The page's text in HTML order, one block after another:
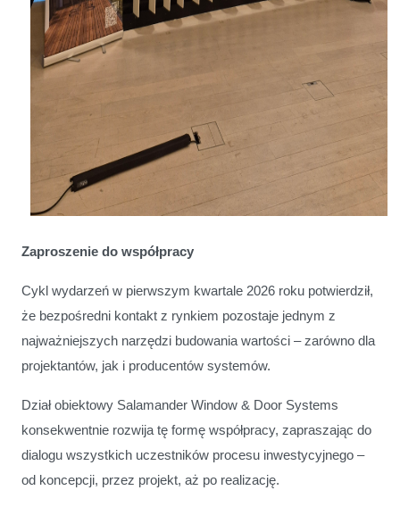
Zaproszenie do współpracy
Cykl wydarzeń w pierwszym kwartale 2026 roku potwierdził,
że bezpośredni kontakt z rynkiem pozostaje jednym z
najważniejszych narzędzi budowania wartości – zarówno dla
projektantów, jak i producentów systemów.
Dział obiektowy Salamander Window & Door Systems
konsekwentnie rozwija tę formę współpracy, zapraszając do
dialogu wszystkich uczestników procesu inwestycyjnego –
od koncepcji, przez projekt, aż po realizację.